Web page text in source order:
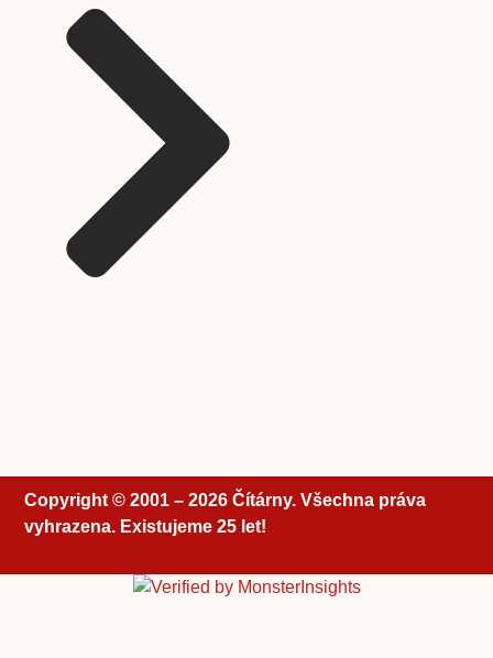
Copyright © 2001 – 2026 Čítárny. Všechna práva
vyhrazena. Existujeme 25 let!